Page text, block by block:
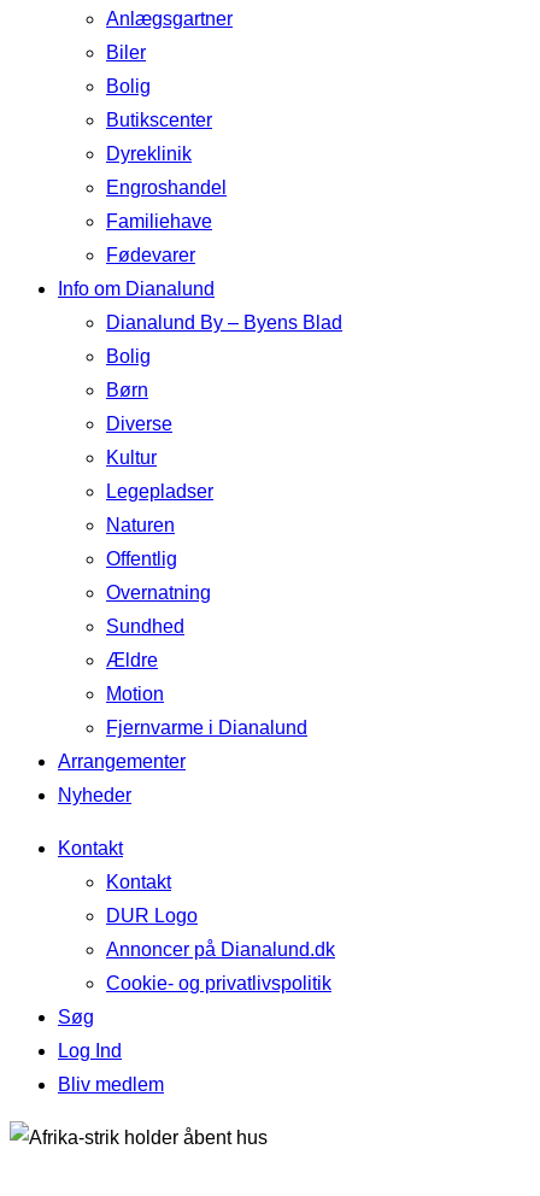
Anlægsgartner
Biler
Bolig
Butikscenter
Dyreklinik
Engroshandel
Familiehave
Fødevarer
Info om Dianalund
Dianalund By – Byens Blad
Bolig
Børn
Diverse
Kultur
Legepladser
Naturen
Offentlig
Overnatning
Sundhed
Ældre
Motion
Fjernvarme i Dianalund
Arrangementer
Nyheder
Kontakt
Kontakt
DUR Logo
Annoncer på Dianalund.dk
Cookie- og privatlivspolitik
Søg
Log Ind
Bliv medlem